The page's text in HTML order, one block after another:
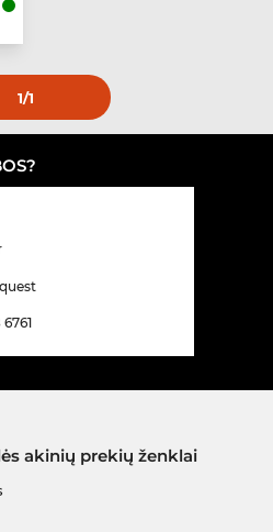
1/1
akinių prekių ženklai